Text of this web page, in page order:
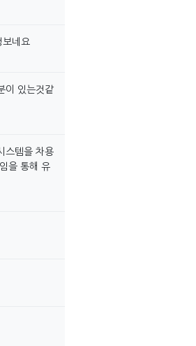
보네요
이 있는것같
스템을 차용
을 통해 유